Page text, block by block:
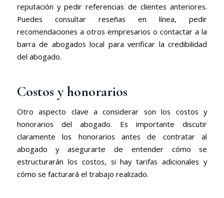
reputación y pedir referencias de clientes anteriores.
Puedes consultar reseñas en línea, pedir
recomendaciones a otros empresarios o contactar a la
barra de abogados local para verificar la credibilidad
del abogado.
Costos y honorarios
Otro aspecto clave a considerar son los costos y
honorarios del abogado. Es importante discutir
claramente los honorarios antes de contratar al
abogado y asegurarte de entender cómo se
estructurarán los costos, si hay tarifas adicionales y
cómo se facturará el trabajo realizado.